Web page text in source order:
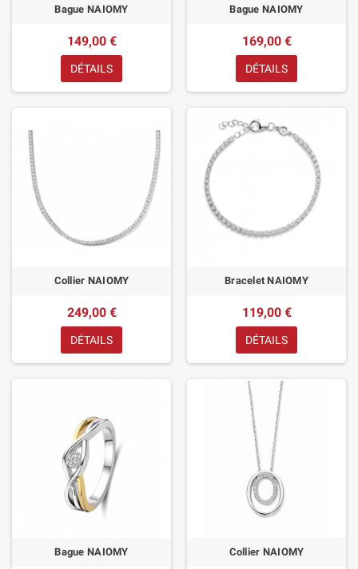
Bague NAIOMY
149,00 €
DÉTAILS
Bague NAIOMY
169,00 €
DÉTAILS
Collier NAIOMY
249,00 €
DÉTAILS
Bracelet NAIOMY
119,00 €
DÉTAILS
Bague NAIOMY Collier NAIOMY